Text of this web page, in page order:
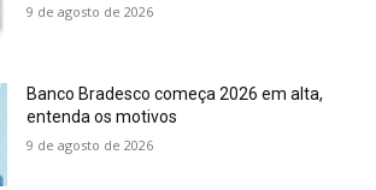
9 de agosto de 2026
Banco Bradesco começa 2026 em alta,
entenda os motivos
9 de agosto de 2026